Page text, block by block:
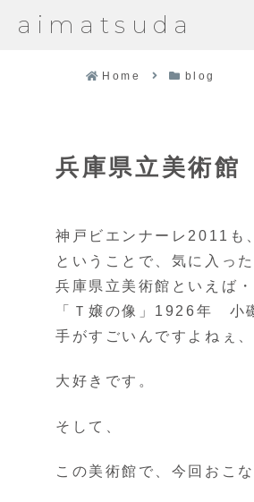
aimatsuda
Home blog
兵庫県立美術
神戸ビエンナーレ2011も
ということで、気に入っ
兵庫県立美術館といえば
「Ｔ嬢の像」1926年 小
手がすごいんですよねぇ、
大好きです。
そして、
この美術館で、今回おこ